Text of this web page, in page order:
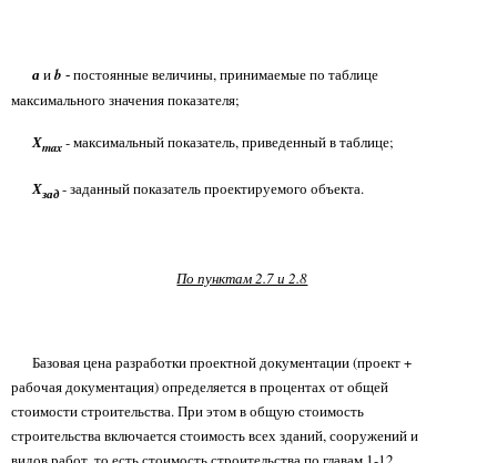
аиb - постоянные величины, принимаемые по таблице
максимального значения показателя;
Хmax- максимальный показатель, приведенный в таблице;
Хзад- заданный показатель проектируемого объекта.
По пунктам 2.7 и 2.8
Базовая цена разработки проектной документации (проект +
рабочая документация) определяется в процентах от общей
стоимости строительства. При этом в общую стоимость
строительства включается стоимость всех зданий, сооружений и